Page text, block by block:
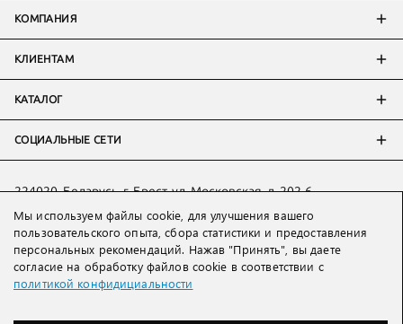
КОМПАНИЯ
КЛИЕНТАМ
КАТАЛОГ
СОЦИАЛЬНЫЕ СЕТИ
214018 Россия, г. Смоленск, пр-т. Гагарина, д. 19
224020, Беларусь, г. Брест, ул. Московская, д. 202-6
Тел:+7 993 398 36 60(WhatsApp
Тел:+375 29 205 80 10( WhatsApp,Viber)
Email:ved@lakbi.com
Мы используем файлы cookie, для улучшения вашего
пользовательского опыта, сбора статистики и предоставления
персональных рекомендаций. Нажав "Принять", вы даете
согласие на обработку файлов cookie в соответствии с
политикой конфидициальности